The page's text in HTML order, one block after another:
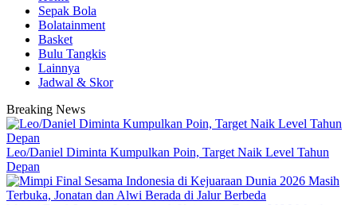
Sepak Bola
Bolatainment
Basket
Bulu Tangkis
Lainnya
Jadwal & Skor
Breaking News
Leo/Daniel Diminta Kumpulkan Poin, Target Naik Level Tahun
Depan